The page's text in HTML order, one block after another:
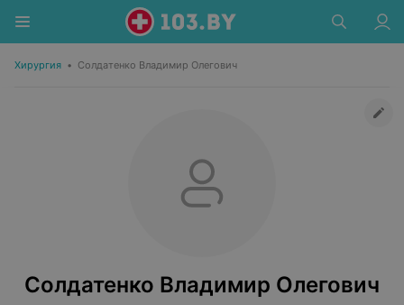
Хирургия • Солдатенко Владимир Олегович
Солдатенко Владимир Олегович